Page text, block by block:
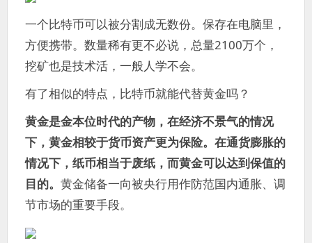
一个比特币可以被分割成无数份。保存在电脑里，
方便携带。数量稀有更不必说，总量2100万个，
挖矿也是技术活，一般人学不会。
有了相似的特点，比特币就能代替黄金吗？
黄金是金本位时代的产物，在经济不景气的情况
下，黄金相较于货币资产更为保险。在通货膨胀的
情况下，纸币相当于废纸，而黄金可以达到保值的
目的。 黄金储备一向被央行用作防范国内通胀、调
节市场的重要手段。